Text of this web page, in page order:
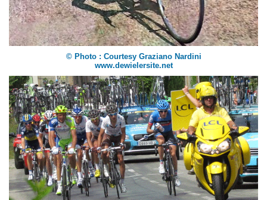
© Photo : Courtesy Graziano Nardini
www.dewielersite.net